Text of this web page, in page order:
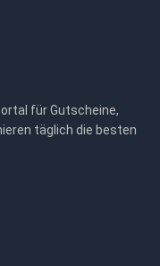
für Gutscheine,
täglich die besten